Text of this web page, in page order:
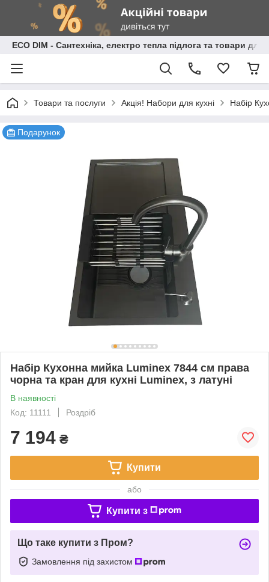
ECO DIM - Сантехніка, електро тепла підлога та товари для
Товари та послуги Акція! Набори для кухні Набір
Подарунок
Набір Кухонна мийка Luminex 7844 см права
чорна та кран для кухні Luminex, з латуні
В наявності
Код: 11111
Роздріб
7 194 ₴
Купити
або
Купити з
Що таке купити з Пром?
Замовлення під захистом